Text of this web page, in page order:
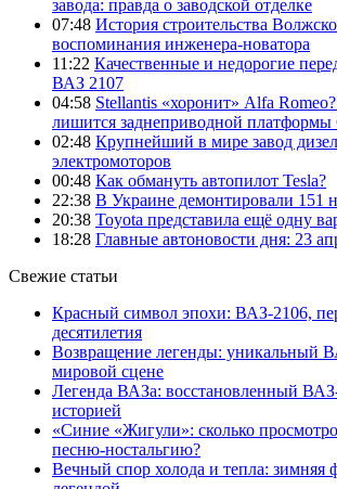
завода: правда о заводской отделке
07:48 История строительства
воспоминания инженера-новатора
11:22 Качественные и недорогие
ВАЗ 2107
04:58 Stellantis «хоронит» Alfa
лишится заднеприводной платформы
02:48 Крупнейший в мире завод
электромоторов
00:48 Как обмануть автопилот Tesla?
22:38 В Украине демонтировали 151
20:38 Toyota представила ещё одну
18:28 Главные автоновости дня: 23
Свежие статьи
Красный символ эпохи: ВАЗ-2106,
десятилетия
Возвращение легенды: уникальный
мировой сцене
Легенда ВАЗа: восстановленный
историей
«Синие «Жигули»: сколько
песню-ностальгию?
Вечный спор холода и тепла: зимняя